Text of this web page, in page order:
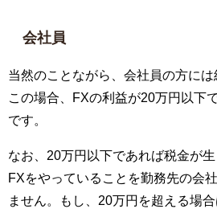
会社員
当然のことながら、会社員の方には
この場合、FXの利益が20万円以下
です。
なお、20万円以下であれば税金が生
FXをやっていることを勤務先の会
ません。もし、20万円を超える場